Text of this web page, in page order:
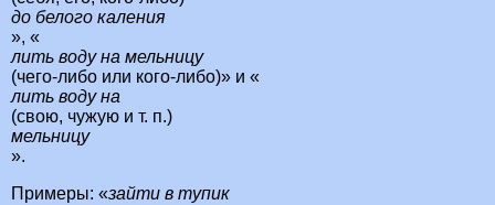
до белого каления
», «
лить воду на мельницу
(чего-либо или кого-либо)» и «
лить воду на
(свою, чужую и т. п.)
мельницу
».
Примеры: «зайти в тупик